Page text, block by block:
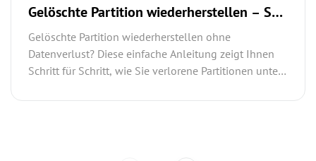
ausgegraut ist, und wie Sie auch nicht benachbarte
Gelöschte Partition wiederherstellen – So
retten Sie Ihre Daten sofort (100%
Anleitung)
Gelöschte Partition wiederherstellen ohne
Datenverlust? Diese einfache Anleitung zeigt Ihnen
Schritt für Schritt, wie Sie verlorene Partitionen unter
entdecken!